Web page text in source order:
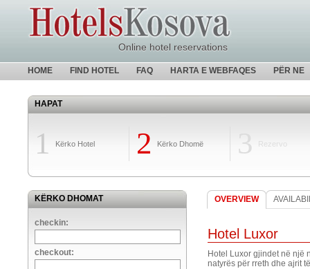
Online hotel reservations
HOME FIND HOTEL FAQ HARTA E WEBFAQES PËR NE
HAPAT
1 Kërko Hotel 2 Kërko Dhomë 3 Rezervo
KËRKO DHOMAT
checkin:
checkout:
OVERVIEW
Hotel Luxor
Hotel Luxor gjindet në një
natyrës për rreth dhe ajrit